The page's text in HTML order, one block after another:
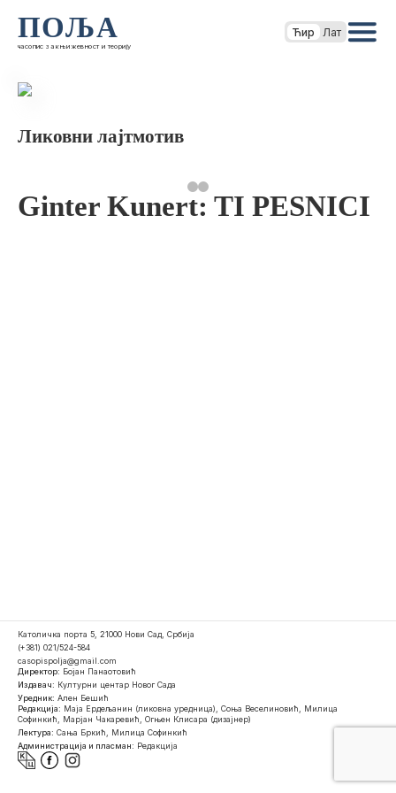
ПОЉА
часопис за књижевност и теорију
Ћир Лат
Ликовни лајтмотив
Ginter Kunert: TI PESNICI
Католичка порта 5, 21000 Нови Сад, Србија
(+381) 021/524-584
casopispolja@gmail.com
Директор: Бојан Панаотовић
Издавач: Културни центар Новог Сада
Уредник: Ален Бешић
Редакција: Маја Ердељанин (ликовна уредница), Соња Веселиновић, Милица
Софинкић, Марјан Чакаревић, Огњен Клисара (дизајнер)
Лектура: Сања Бркић, Милица Софинкић
Администрација и пласман: Редакција